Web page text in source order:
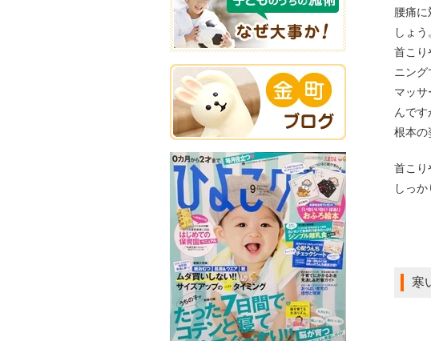
腰痛に
しょう
首こり
ニング
マッサ
んです
根本の
首こり
しっ
寒